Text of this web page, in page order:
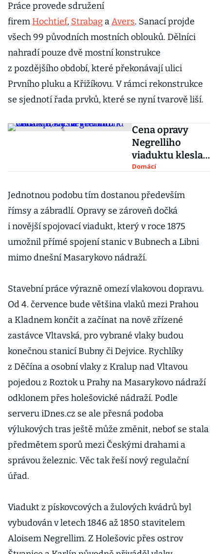
Práce provede sdružení
firem Hochtief, Strabag aAvers. Sanací projde
všech 99 původních mostních oblouků. Dělníci
nahradí pouze dvě mostní konstrukce
z pozdějšího období, které překonávají ulici
Prvního pluku a Křižíkovu. V rámci rekonstrukce
se sjednotí řada prvků, které se nyní tvarově liší.
Cena opravy
Negrelliho
viaduktu klesla v
tendru k
se v dubnu
Domácí
Jednotnou podobu tím dostanou především
římsy a zábradlí. Opravy se zároveň dočká
i novější spojovací viadukt, který v roce 1875
umožnil přímé spojení stanic v Bubnech a Libni
mimo dnešní Masarykovo nádraží.
Stavební práce výrazně omezí vlakovou dopravu.
Od 4. července bude většina vlaků mezi Prahou
a Kladnem končit a začínat na nově zřízené
zastávce Vltavská, pro vybrané vlaky budou
konečnou stanicí Bubny či Dejvice. Rychlíky
z Děčína a osobní vlaky z Kralup nad Vltavou
pojedou z Roztok u Prahy na Masarykovo nádraží
odklonem přes holešovické nádraží. Podle
serveru iDnes.cz se ale přesná podoba
výlukových tras ještě může změnit, neboť se stala
předmětem sporů mezi Českými drahami a
správou železnic. Věc tak řeší nový regulační
úřad.
Viadukt z pískovcových a žulových kvádrů byl
vybudován v letech 1846 až 1850 stavitelem
Aloisem Negrellim. Z Holešovic přes ostrov